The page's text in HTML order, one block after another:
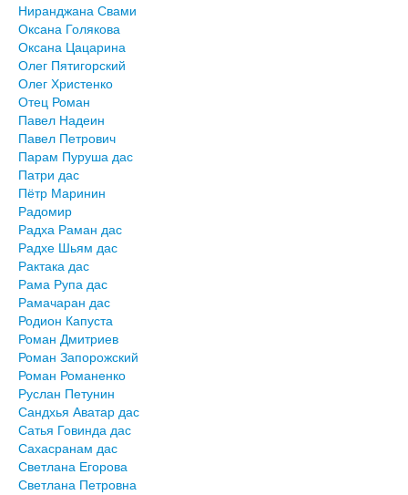
Ниранджана Свами
Оксана Голякова
Оксана Цацарина
Олег Пятигорский
Олег Христенко
Отец Роман
Павел Надеин
Павел Петрович
Парам Пуруша дас
Патри дас
Пётр Маринин
Радомир
Радха Раман дас
Радхе Шьям дас
Рактака дас
Рама Рупа дас
Рамачаран дас
Родион Капуста
Роман Дмитриев
Роман Запорожский
Роман Романенко
Руслан Петунин
Сандхья Аватар дас
Сатья Говинда дас
Сахасранам дас
Светлана Егорова
Светлана Петровна